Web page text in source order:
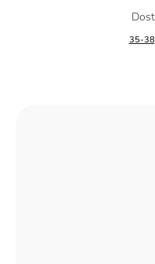
35-38